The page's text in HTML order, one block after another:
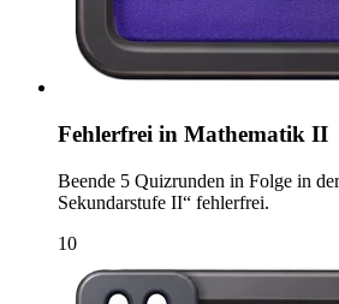
Fehlerfrei in Mathematik II
Beende 5 Quizrunden in Folge in
Sekundarstufe II“ fehlerfrei.
10